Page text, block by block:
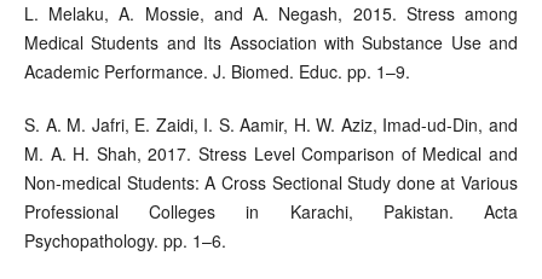
L. Melaku, A. Mossie, and A. Negash, 2015. Stress among
Medical Students and Its Association with Substance Use and
Academic Performance. J. Biomed. Educ. pp. 1–9.
S. A. M. Jafri, E. Zaidi, I. S. Aamir, H. W. Aziz, Imad-ud-Din, and
M. A. H. Shah, 2017. Stress Level Comparison of Medical and
Non-medical Students: A Cross Sectional Study done at Various
Professional Colleges in Karachi, Pakistan. Acta
Psychopathology. pp. 1–6.